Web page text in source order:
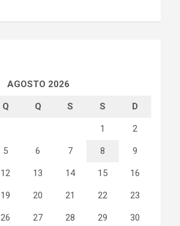
AGOSTO 2026
Q Q S S D
1 2
5 6 7 8 9
12 13 14 15 16
19 20 21 22 23
26 27 28 29 30